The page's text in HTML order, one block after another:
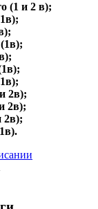
(1 и 2 в);
2в);
2в);
2в);